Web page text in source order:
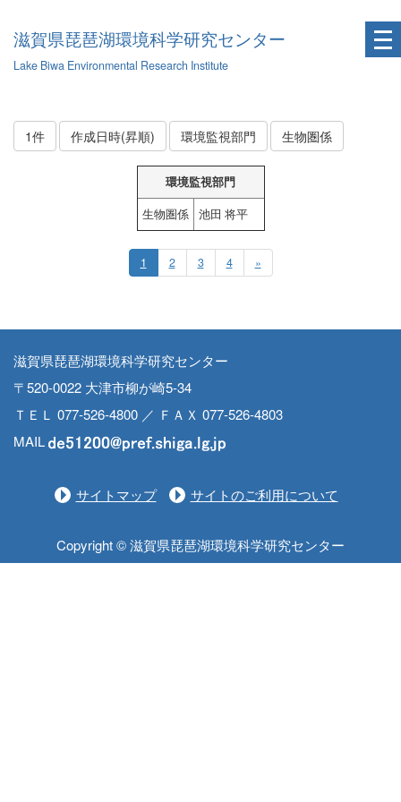
滋賀県琵琶湖環境科学研究センター
Lake Biwa Environmental Research Institute
1件 作成日時(昇順) 環境監視部門 生物圏係
環境監視部門
生物圏係
池田 将平
1 2 3 4 »
滋賀県琵琶湖環境科学研究センター
〒520-0022 大津市柳が崎5-34
ＴＥＬ 077-526-4800 ／ ＦＡＸ 077-526-4803
MAIL
サイトマップ サイトのご利用について
Copyright © 滋賀県琵琶湖環境科学研究センター